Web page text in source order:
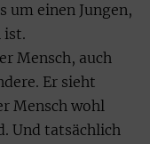
um einen Jungen,
ist.
Mensch, auch
Er sieht
Mensch wohl
Und tatsächlich